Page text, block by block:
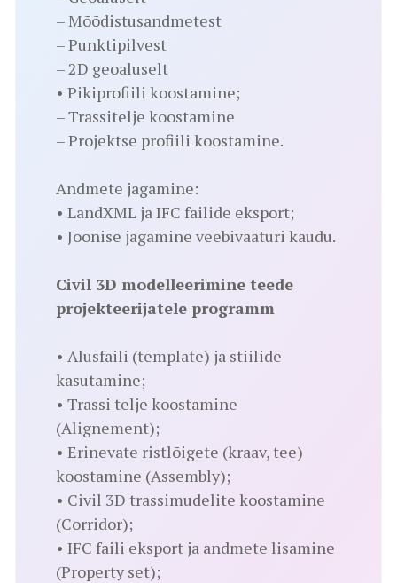
– Mõõdistusandmetest
– Punktipilvest
– 2D geoaluselt
• Pikiprofiili koostamine;
– Trassitelje koostamine
– Projektse profiili koostamine.
Andmete jagamine:
• LandXML ja IFC failide eksport;
• Joonise jagamine veebivaaturi kaudu.
Civil 3D modelleerimine teede
projekteerijatele programm
• Alusfaili (template) ja stiilide
kasutamine;
• Trassi telje koostamine
(Alignement);
• Erinevate ristlõigete (kraav, tee)
koostamine (Assembly);
• Civil 3D trassimudelite koostamine
(Corridor);
• IFC faili eksport ja andmete lisamine
(Property set);